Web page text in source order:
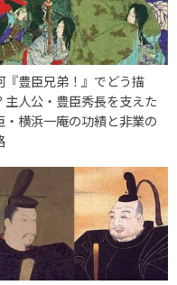
『豊臣兄弟！』でどう描
主人公・豊臣秀長を支えた
・横浜一庵の功績と非業の